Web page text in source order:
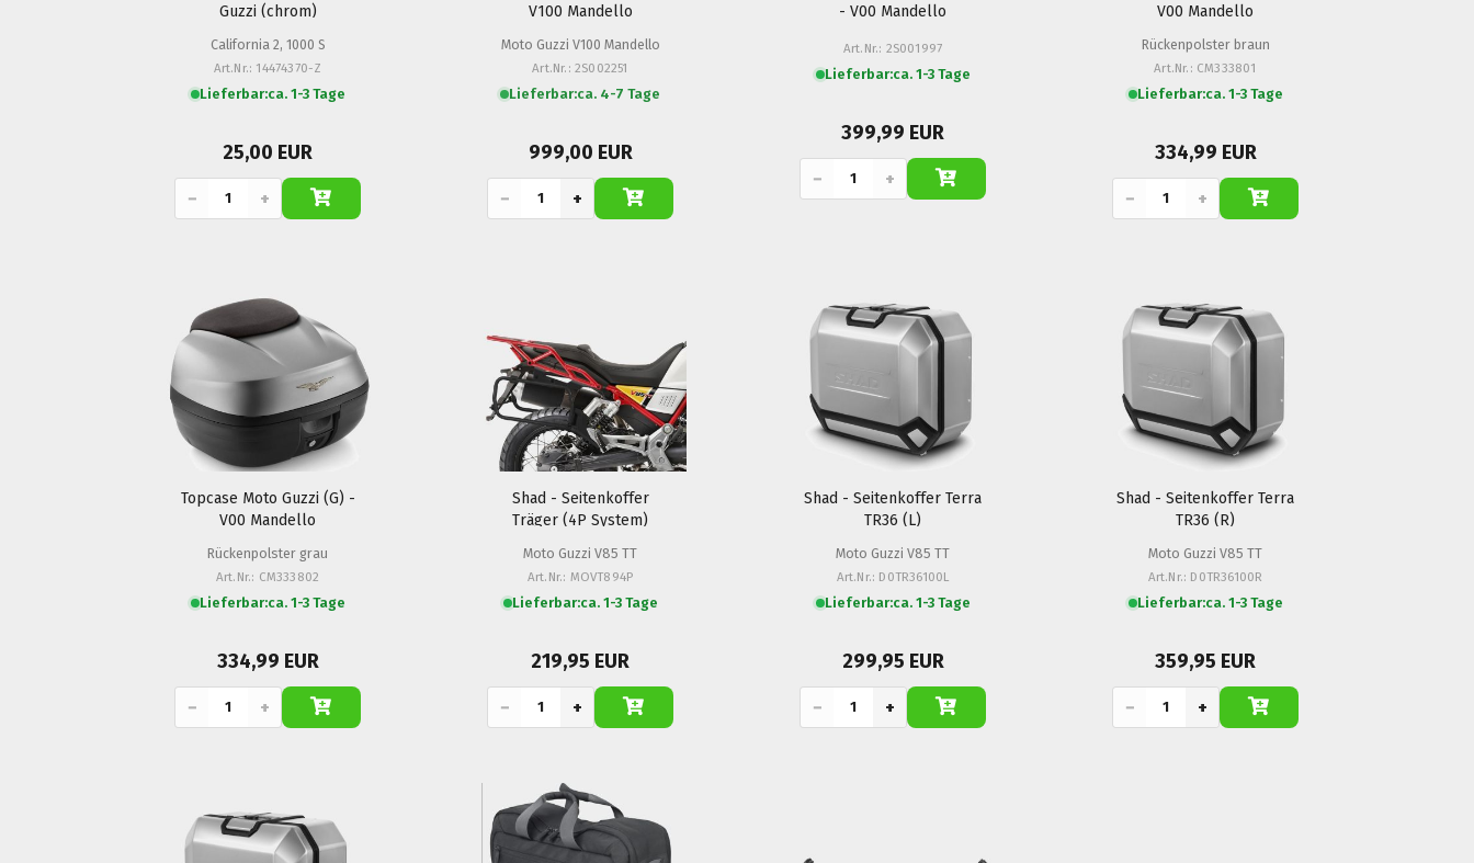
Guzzi (chrom)
California 2, 1000 S
Art.Nr.: 14474370-Z
Lieferbar:ca. 1-3 Tage
25,00 EUR
− +
V100 Mandello
Moto Guzzi V100 Mandello
Art.Nr.: 2S002251
Lieferbar:ca. 4-7 Tage
999,00 EUR
− +
- V00 Mandello
Art.Nr.: 2S001997
Lieferbar:ca. 1-3 Tage
399,99 EUR
− +
V00 Mandello
Rückenpolster braun
Art.Nr.: CM333801
Lieferbar:ca. 1-3 Tage
334,99 EUR
− +
Topcase Moto Guzzi (G) -
V00 Mandello
Rückenpolster grau
Art.Nr.: CM333802
Lieferbar:ca. 1-3 Tage
334,99 EUR
− +
Shad - Seitenkoffer
Träger (4P System)
Moto Guzzi V85 TT
Art.Nr.: MOVT894P
Lieferbar:ca. 1-3 Tage
219,95 EUR
− +
Shad - Seitenkoffer Terra
TR36 (L)
Moto Guzzi V85 TT
Art.Nr.: D0TR36100L
Lieferbar:ca. 1-3 Tage
299,95 EUR
− +
Shad - Seitenkoffer Terra
TR36 (R)
Moto Guzzi V85 TT
Art.Nr.: D0TR36100R
Lieferbar:ca. 1-3 Tage
359,95 EUR
− +